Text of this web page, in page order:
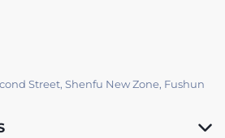
Street, Shenfu New Zone, Fushun